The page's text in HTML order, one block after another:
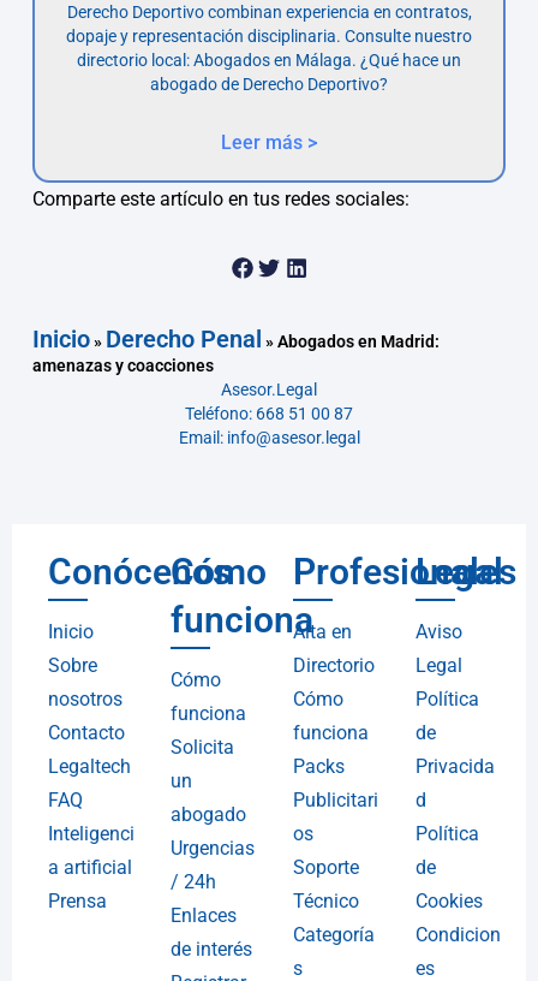
Derecho Deportivo combinan experiencia en contratos,
dopaje y representación disciplinaria. Consulte nuestro
directorio local: Abogados en Málaga. ¿Qué hace un
abogado de Derecho Deportivo?
Leer más >
Comparte este artículo en tus redes sociales:
Inicio» Derecho Penal »Abogados en Madrid:
amenazas y coacciones
Asesor.Legal
Teléfono: 668 51 00 87
Email: info@asesor.legal
Conócenos
Inicio
Sobre
nosotros
Contacto
Legaltech
FAQ
Inteligenci
a artificial
Prensa
Cómo
funciona
Cómo
funciona
Solicita
un
abogado
Urgencias
/ 24h
Enlaces
de interés
Profesionales
Alta en
Directorio
Cómo
funciona
Packs
Publicitari
os
Soporte
Técnico
Categoría
s
Legal
Aviso
Legal
Política
de
Privacida
d
Política
de
Cookies
Condicion
es